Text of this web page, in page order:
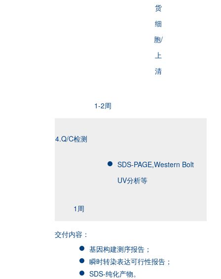
货
细
胞/
上
清
1-2周
4.Q/C检测
SDS-PAGE,Western Bolt
UV分析等
1周
交付内容：
基因构建测序报告；
瞬时转染表达可行性报告；
SDS-纯化产物。